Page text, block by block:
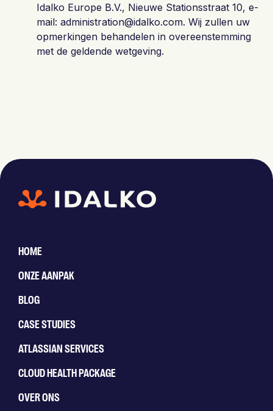
Idalko Europe B.V., Nieuwe Stationsstraat 10, e-
mail: administration@idalko.com. Wij zullen uw
opmerkingen behandelen in overeenstemming
met de geldende wetgeving.
HOME
ONZE AANPAK
BLOG
CASE STUDIES
ATLASSIAN SERVICES
CLOUD HEALTH PACKAGE
OVER ONS